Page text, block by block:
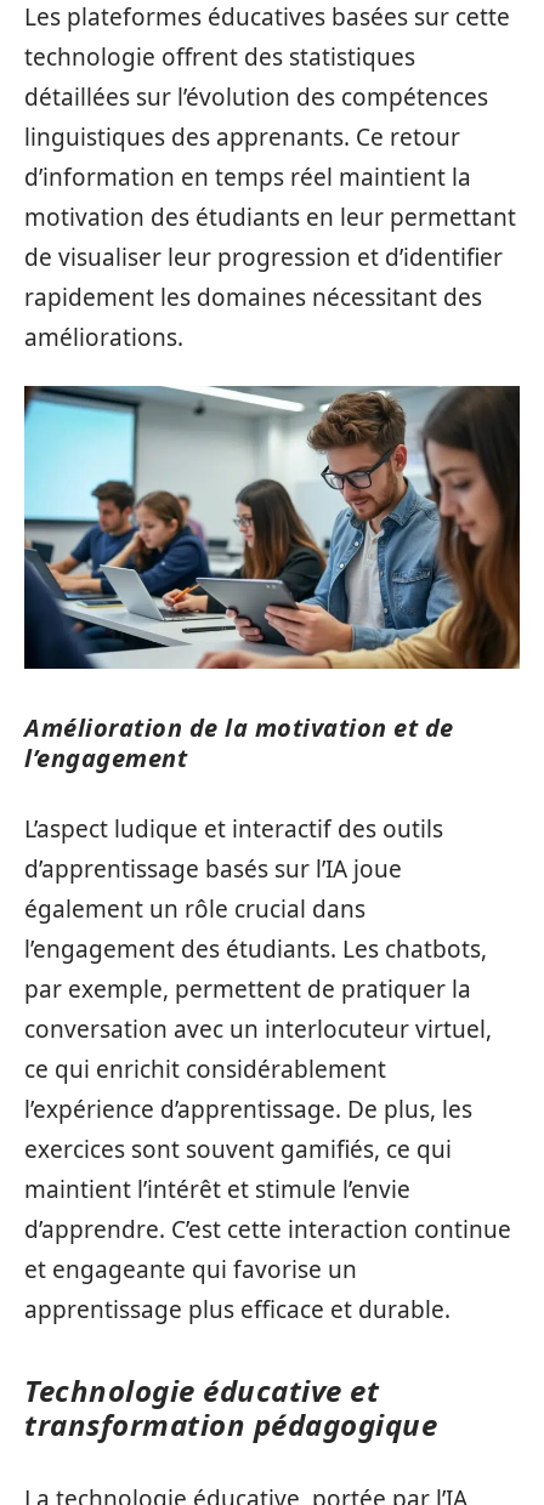
Les plateformes éducatives basées sur cette
technologie offrent des statistiques
détaillées sur l’évolution des compétences
linguistiques des apprenants. Ce retour
d’information en temps réel maintient la
motivation des étudiants en leur permettant
de visualiser leur progression et d’identifier
rapidement les domaines nécessitant des
améliorations.
Amélioration de la motivation et de
l’engagement
L’aspect ludique et interactif des outils
d’apprentissage basés sur l’IA joue
également un rôle crucial dans
l’engagement des étudiants. Les chatbots,
par exemple, permettent de pratiquer la
conversation avec un interlocuteur virtuel,
ce qui enrichit considérablement
l’expérience d’apprentissage. De plus, les
exercices sont souvent gamifiés, ce qui
maintient l’intérêt et stimule l’envie
d’apprendre. C’est cette interaction continue
et engageante qui favorise un
apprentissage plus efficace et durable.
Technologie éducative et
transformation pédagogique
La technologie éducative, portée par l’IA,